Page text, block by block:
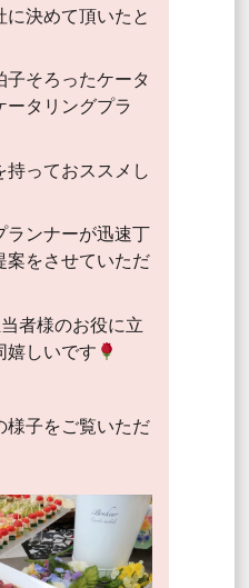
決めて頂いたと
そろったケータ
ータリングプラ
持っておススメし
ランナーが迅速丁
案をさせていただ
者様のお役に立
嬉しいです
様子をご覧いただ